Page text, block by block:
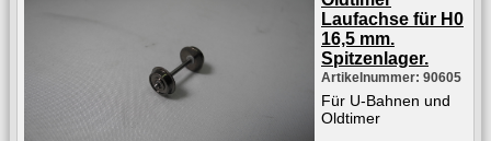
Laufachse für H0
16,5 mm.
Spitzenlager.
Artikelnummer: 90605
Für U-Bahnen und
Oldtimer